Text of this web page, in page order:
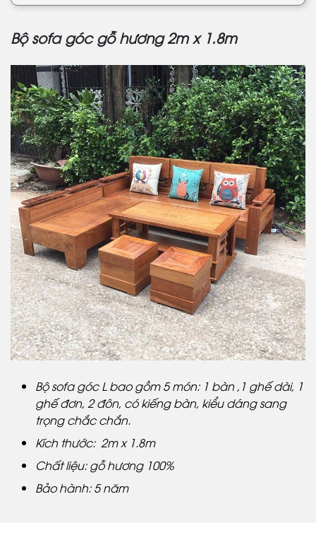
Bộ sofa góc gỗ hương 2m x 1.8m
Bộ sofa góc L bao gồm 5 món: 1 bàn ,1 ghế dài, 1
ghế đơn, 2 đôn, có kiếng bàn, kiểu dáng sang
trọng chắc chắn.
Kích thước: 2m x 1.8m
Chất liệu: gỗ hương 100%
Bảo hành: 5 năm